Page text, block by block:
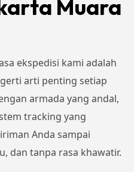
Muara
ekspedisi kami adalah
arti penting setiap
armada yang andal,
tracking yang
Anda sampai
dan tanpa rasa khawatir.